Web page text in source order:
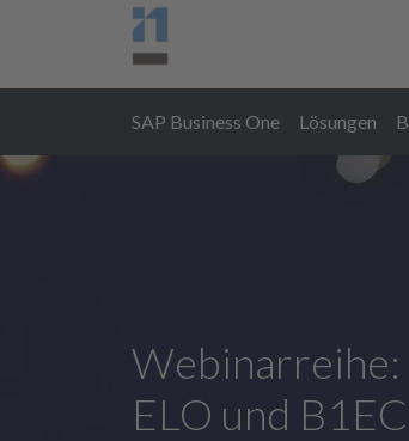
SAP Business One Lösungen
Webinarreihe:
ELO und